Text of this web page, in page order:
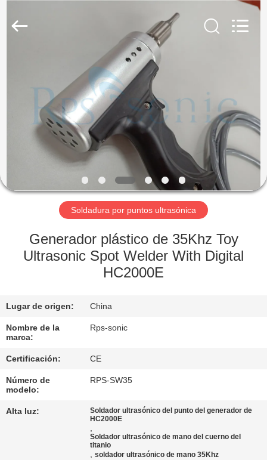
PRODUCTOS
SOBRE
NOSOTROS
VIAJE
FÁBRICA
DE
CALIDAD
EN
CONTACTO
Equipment
Soldadura por puntos ultrasónica
Generador plástico de 35Khz Toy
Ultrasonic Spot Welder With Digital
HC2000E
Lugar de origen: China
Nombre de la
marca:
Rps-sonic
Certificación: CE
Número de
modelo:
RPS-SW35
Alta luz:
Soldador ultrasónico del punto del generador de
HC2000E
,
Soldador ultrasónico de mano del cuerno del
titanio
,soldador ultrasónico de mano 35Khz